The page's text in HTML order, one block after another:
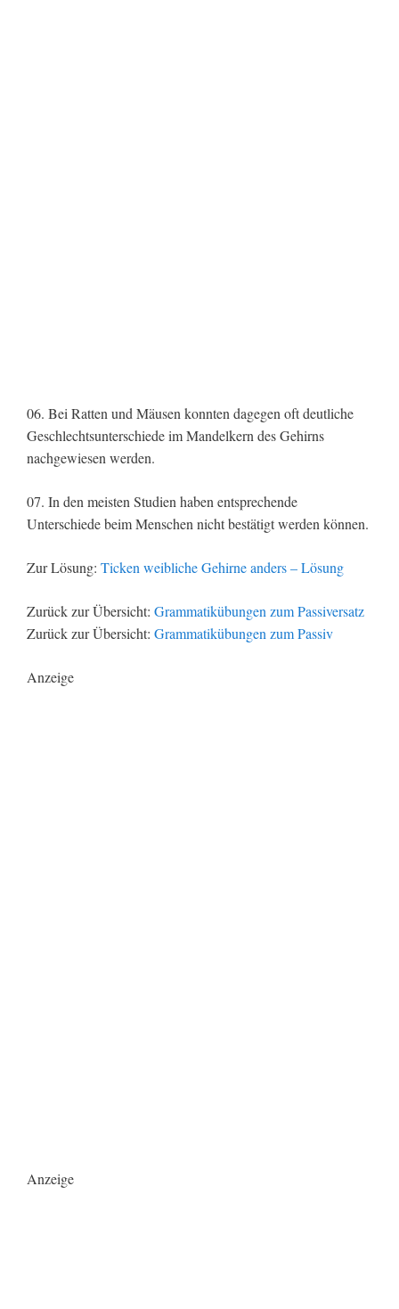
06. Bei Ratten und Mäusen konnten dagegen oft deutliche
Geschlechtsunterschiede im Mandelkern des Gehirns
nachgewiesen werden.
07. In den meisten Studien haben entsprechende
Unterschiede beim Menschen nicht bestätigt werden können.
Zur Lösung: Ticken weibliche Gehirne anders – Lösung
Zurück zur Übersicht: Grammatikübungen zum Passiversatz
Zurück zur Übersicht: Grammatikübungen zum Passiv
Anzeige
Anzeige